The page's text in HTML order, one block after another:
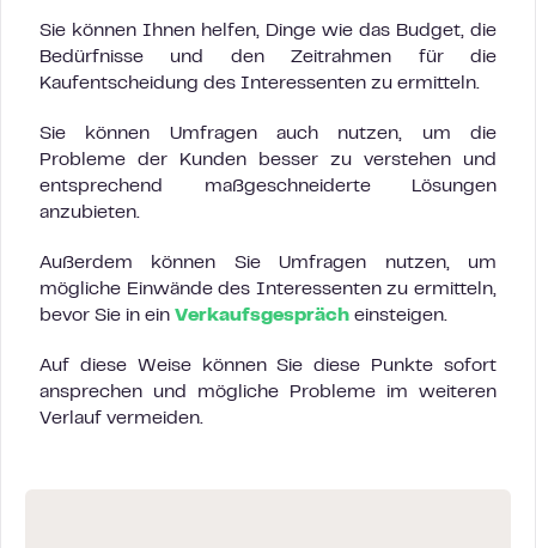
Sie können Ihnen helfen, Dinge wie das Budget, die
Bedürfnisse und den Zeitrahmen für die
Kaufentscheidung des Interessenten zu ermitteln.
Sie können Umfragen auch nutzen, um die
Probleme der Kunden besser zu verstehen und
entsprechend maßgeschneiderte Lösungen
anzubieten.
Außerdem können Sie Umfragen nutzen, um
mögliche Einwände des Interessenten zu ermitteln,
bevor Sie in ein Verkaufsgespräch einsteigen.
Auf diese Weise können Sie diese Punkte sofort
ansprechen und mögliche Probleme im weiteren
Verlauf vermeiden.